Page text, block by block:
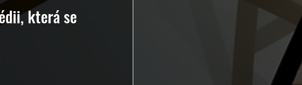
která se